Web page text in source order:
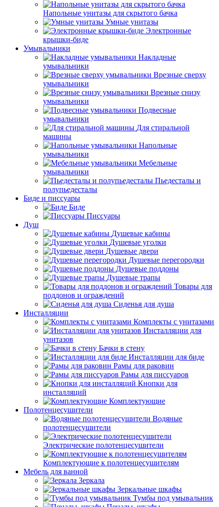
Напольные унитазы для скрытого бачка
Умные унитазы
Электронные
крышки-биде
Умывальники
Накладные
умывальники
Врезные сверху
умывальники
Врезные снизу
умывальники
Подвесные
умывальники
Для стиральной
машины
Напольные
умывальники
Мебельные
умывальники
Пьедесталы и
полупьедесталы
Биде и писсуары
Биде
Писсуары
Душ
Душевые кабины
Душевые уголки
Душевые двери
Душевые перегородки
Душевые поддоны
Душевые трапы
Товары для
поддонов и ограждений
Сиденья для душа
Инсталляции
Комплекты с унитазами
Инсталляции для
унитазов
Бачки в стену
Инсталляции для биде
Рамы для раковин
Рамы для писсуаров
Кнопки для
инсталляций
Комплектующие
Полотенцесушители
Водяные
полотенцесушители
Электрические полотенцесушители
Комплектующие к полотенцесушителям
Мебель для ванной
Зеркала
Зеркальные шкафы
Тумбы под умывальник